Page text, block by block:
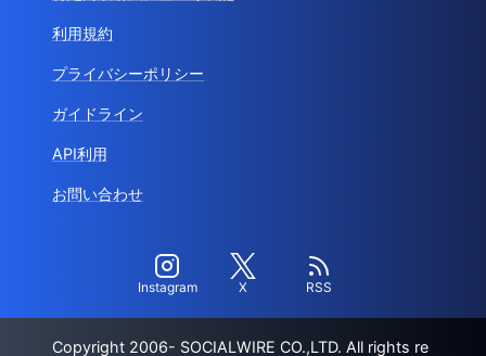
利用規約
プライバシーポリシー
ガイドライン
API利用
お問い合わせ
Instagram X RSS
Copyright 2006- SOCIALWIRE CO.,LTD. All rights re